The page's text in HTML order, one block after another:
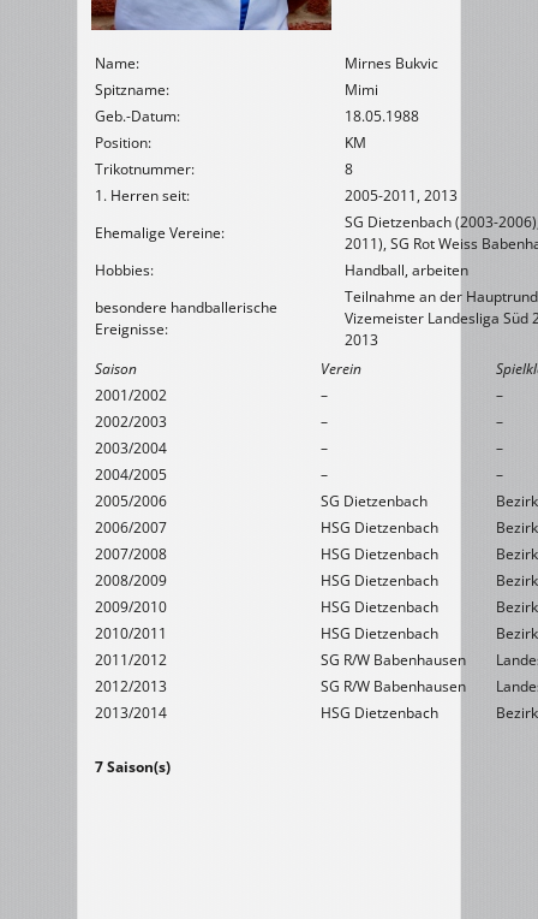
Name:
Mirnes Bukvic
Spitzname:
Mimi
Geb.-Datum:
18.05.1988
Position:
KM
Trikotnummer:
8
1. Herren seit:
2005-2011, 2013
Ehemalige Vereine:
SG Dietzenbach (2003-
2011), SG Rot Weiss
Hobbies:
Handball, arbeiten
besondere handballerische
Ereignisse:
Teilnahme an der
Vizemeister Landesliga Süd
2013
Saison
Verein
2001/2002
–
–
2002/2003
–
–
2003/2004
–
–
2004/2005
–
–
2005/2006
SG Dietzenbach
2006/2007
HSG Dietzenbach
2007/2008
HSG Dietzenbach
2008/2009
HSG Dietzenbach
2009/2010
HSG Dietzenbach
2010/2011
HSG Dietzenbach
2011/2012
SG R/W Babenhausen
2012/2013
SG R/W Babenhausen
2013/2014
HSG Dietzenbach
7 Saison(s)